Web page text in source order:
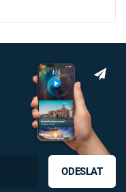
ODESLAT